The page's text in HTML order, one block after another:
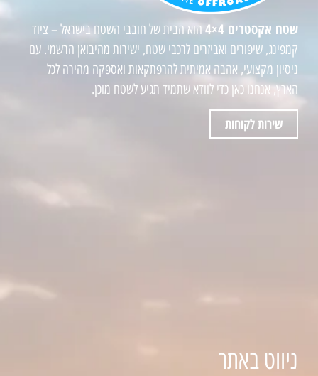
שטח אקסטרים 4×4
הוא הבית של חובבי השטח בישראל – ציוד
קמפינג, שיפורים ואביזרים לרכבי שטח, ישירות מהיבואן הרשמי. עם
ניסיון מקצועי, אהבה אמיתית להרפתקאות ואספקה מהירה לכל
הארץ, אנחנו כאן כדי לוודא שתמיד תגיע לשטח מוכן.
שירות לקוחות
ניווט באתר